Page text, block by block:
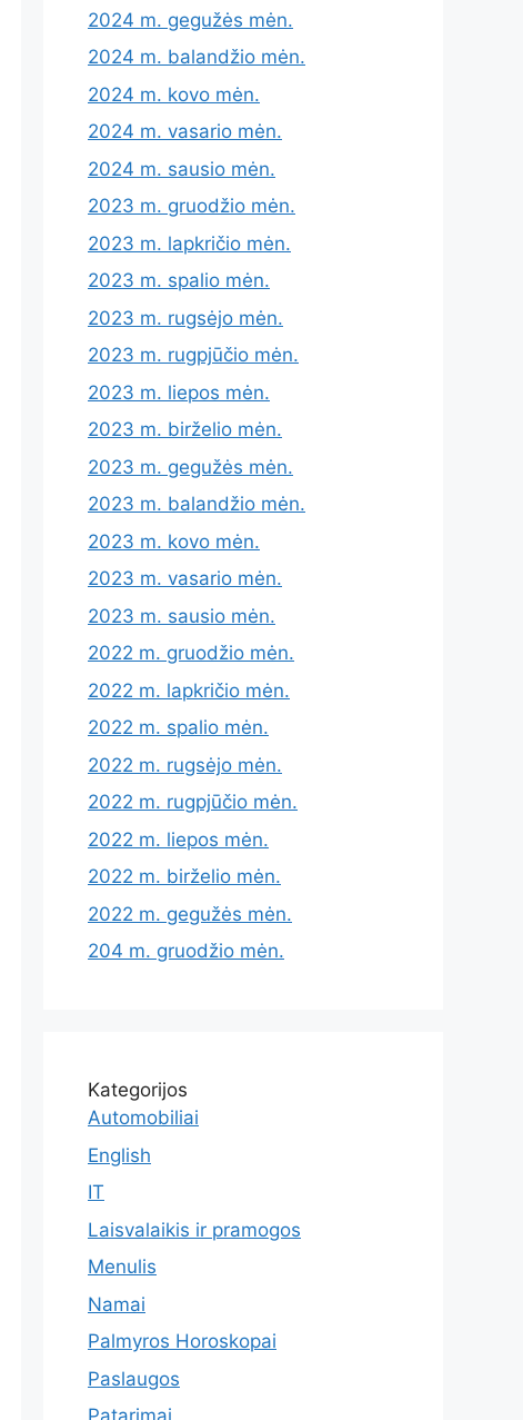
2024 m. gegužės mėn.
2024 m. balandžio mėn.
2024 m. kovo mėn.
2024 m. vasario mėn.
2024 m. sausio mėn.
2023 m. gruodžio mėn.
2023 m. lapkričio mėn.
2023 m. spalio mėn.
2023 m. rugsėjo mėn.
2023 m. rugpjūčio mėn.
2023 m. liepos mėn.
2023 m. birželio mėn.
2023 m. gegužės mėn.
2023 m. balandžio mėn.
2023 m. kovo mėn.
2023 m. vasario mėn.
2023 m. sausio mėn.
2022 m. gruodžio mėn.
2022 m. lapkričio mėn.
2022 m. spalio mėn.
2022 m. rugsėjo mėn.
2022 m. rugpjūčio mėn.
2022 m. liepos mėn.
2022 m. birželio mėn.
2022 m. gegužės mėn.
204 m. gruodžio mėn.
Kategorijos
Automobiliai
English
IT
Laisvalaikis ir pramogos
Menulis
Namai
Palmyros Horoskopai
Paslaugos